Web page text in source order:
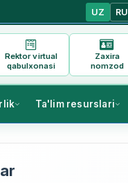
UZ RU
Rektor virtual
qabulxonasi
Zaxira
nomzod
Ta'lim resurslari